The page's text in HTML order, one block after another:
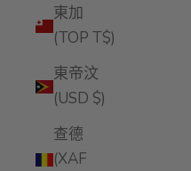
東加
(TOP T$)
東帝汶
(USD $)
查德
(XAF